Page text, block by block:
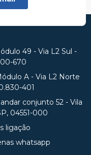
49 - Via L2 Sul -
670
A - Via L2 Norte
401
conjunto 52 - Vila
04551-000
ligação
whatsapp